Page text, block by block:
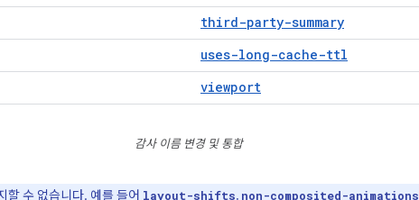
third-party-summary
uses-long-cache-ttl
viewport
감사 이름 변경 및 통합
할 수 없습니다. 예를 들어 layout-shifts, non-composited-animations